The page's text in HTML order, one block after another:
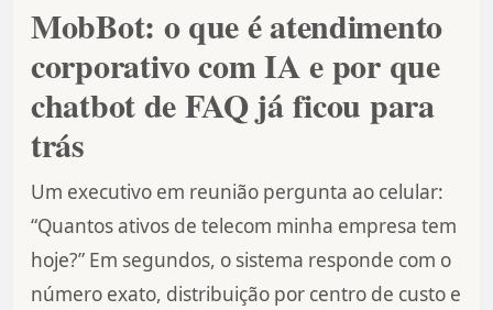
MobBot: o que é atendimento
corporativo com IA e por que
chatbot de FAQ já ficou para
trás
Um executivo em reunião pergunta ao celular:
“Quantos ativos de telecom minha empresa tem
hoje?” Em segundos, o sistema responde com o
número exato, distribuição por centro de custo e